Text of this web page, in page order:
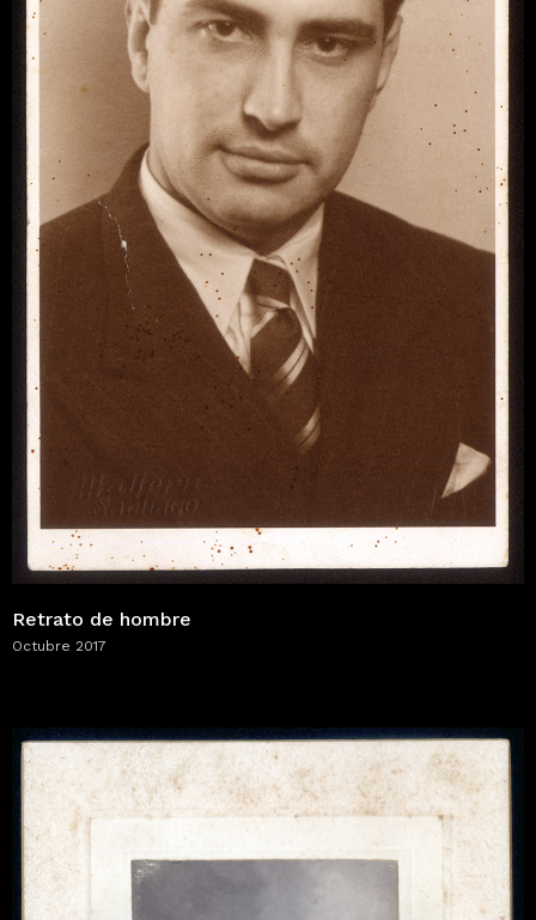
Retrato de hombre
Octubre 2017